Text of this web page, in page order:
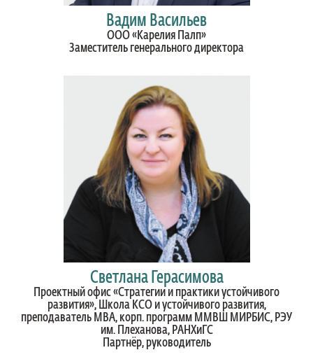
Вадим Васильев
ООО «Карелия Палп»
Заместитель генерального директора
Светлана Герасимова
Проектный офис «Стратегии и практики устойчивого
развития», Школа КСО и устойчивого развития,
преподаватель MBA, корп. программ ММВШ МИРБИС, РЭУ
им. Плеханова, РАНХиГС
Партнёр, руководитель